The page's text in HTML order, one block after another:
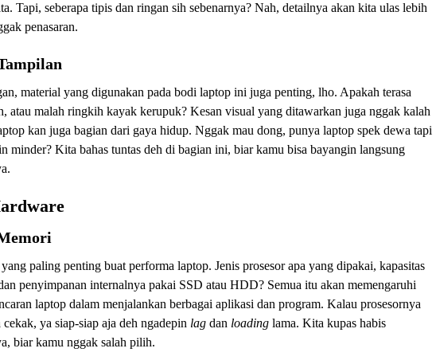
Tapi, seberapa tipis dan ringan sih sebenarnya? Nah, detailnya akan kita ulas lebih
penasaran.
material yang digunakan pada bodi laptop ini juga penting, lho. Apakah terasa
atau malah ringkih kayak kerupuk? Kesan visual yang ditawarkan juga nggak kalah
kan juga bagian dari gaya hidup. Nggak mau dong, punya laptop spek dewa tapi
minder? Kita bahas tuntas deh di bagian ini, biar kamu bisa bayangin langsung
paling penting buat performa laptop. Jenis prosesor apa yang dipakai, kapasitas
penyimpanan internalnya pakai SSD atau HDD? Semua itu akan memengaruhi
laptop dalam menjalankan berbagai aplikasi dan program. Kalau prosesornya
ya siap-siap aja deh ngadepin lag dan loading lama. Kita kupas habis
biar kamu nggak salah pilih.